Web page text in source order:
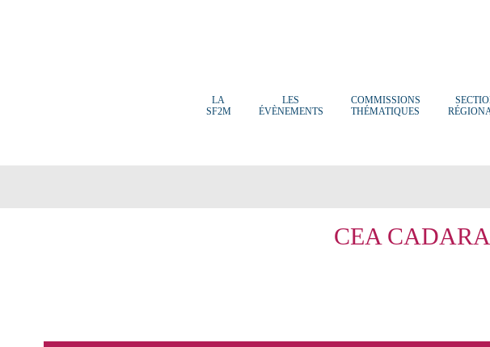
LA
SF2M
LES
ÉVÈNEMENTS
COMMISSIONS
THÉMATIQUES
CEA